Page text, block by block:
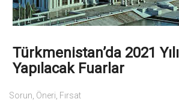
Türkmenistan’da 2021
Yapılacak Fuarlar
Sorun, Öneri, Fırsat